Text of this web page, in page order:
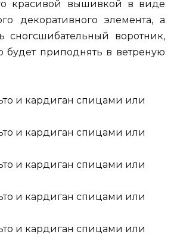
красивой вышивкой в виде
декоративного элемента, а
сногсшибательный воротник,
будет приподнять в ветреную